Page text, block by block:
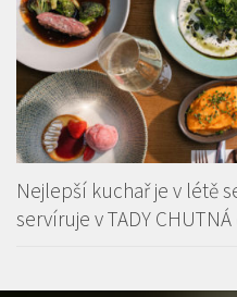
Nejlepší kuchař je v létě
servíruje v TADY